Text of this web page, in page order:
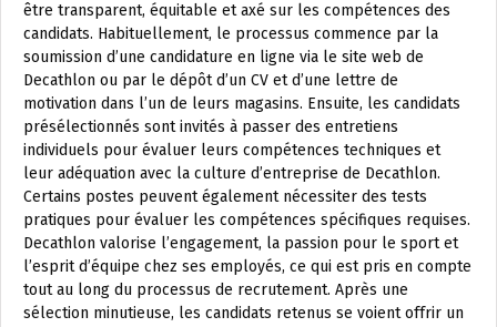
être transparent, équitable et axé sur les compétences des
candidats. Habituellement, le processus commence par la
soumission d’une candidature en ligne via le site web de
Decathlon ou par le dépôt d’un CV et d’une lettre de
motivation dans l’un de leurs magasins. Ensuite, les candidats
présélectionnés sont invités à passer des entretiens
individuels pour évaluer leurs compétences techniques et
leur adéquation avec la culture d’entreprise de Decathlon.
Certains postes peuvent également nécessiter des tests
pratiques pour évaluer les compétences spécifiques requises.
Decathlon valorise l’engagement, la passion pour le sport et
l’esprit d’équipe chez ses employés, ce qui est pris en compte
tout au long du processus de recrutement. Après une
sélection minutieuse, les candidats retenus se voient offrir un